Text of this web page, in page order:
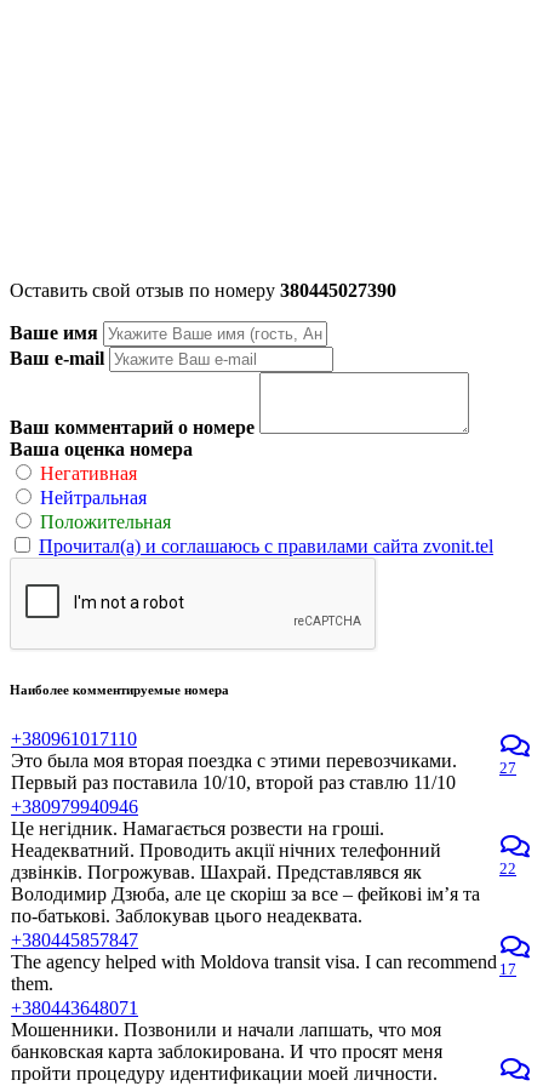
Оставить свой отзыв по номеру 380445027390
Ваше имя
Ваш e-mail
Ваш комментарий о номере
Ваша оценка номера
Негативная
Нейтральная
Положительная
Прочитал(а) и соглашаюсь с правилами сайта zvonit.tel
Наиболее комментируемые номера
+380961017110
Это была моя вторая поездка с этими перевозчиками.
Первый раз поставила 10/10, второй раз ставлю 11/10
27
+380979940946
Це негідник. Намагається розвести на гроші.
Неадекватний. Проводить акції нічних телефонний
дзвінків. Погрожував. Шахрай. Представлявся як
Володимир Дзюба, але це скоріш за все – фейкові ім’я та
по-батькові. Заблокував цього неадеквата.
22
+380445857847
The agency helped with Moldova transit visa. I can recommend
them.
17
+380443648071
Мошенники. Позвонили и начали лапшать, что моя
банковская карта заблокирована. И что просят меня
пройти процедуру идентификации моей личности.